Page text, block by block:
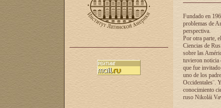
Fundado en
problemas de
perspectiva.
Por otra parte,
Ciencias de
sobre las
tuvieron noticia
que fue
uno de los
Occidentales¨.
conocimiento
ruso Nikolái